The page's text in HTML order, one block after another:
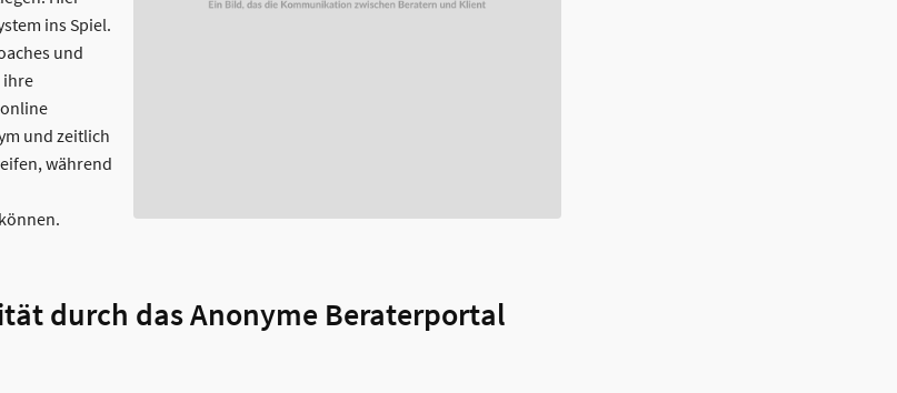
ins Spiel.
und
ihre
und zeitlich
während
durch das Anonyme Beraterportal